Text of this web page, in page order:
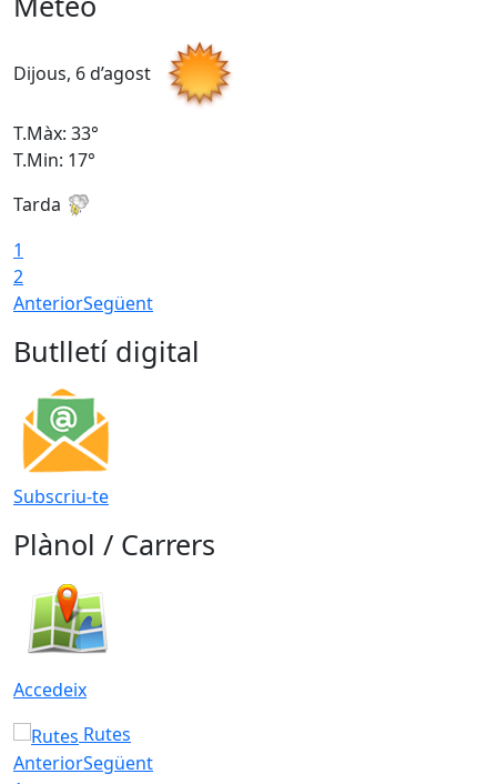
Dijous, 6 d’agost
T.Màx: 33°
T.Min: 17°
Tarda
1
2
AnteriorSegüent
Butlletí digital
Subscriu-te
Plànol / Carrers
Accedeix
Rutes
AnteriorSegüent